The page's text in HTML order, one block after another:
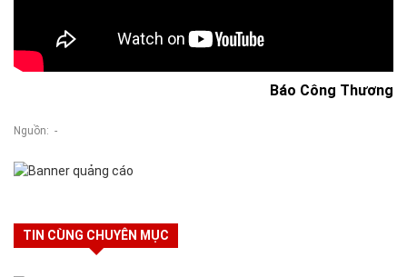
Báo Công Thương
Nguồn: -
TIN CÙNG CHUYÊN MỤC